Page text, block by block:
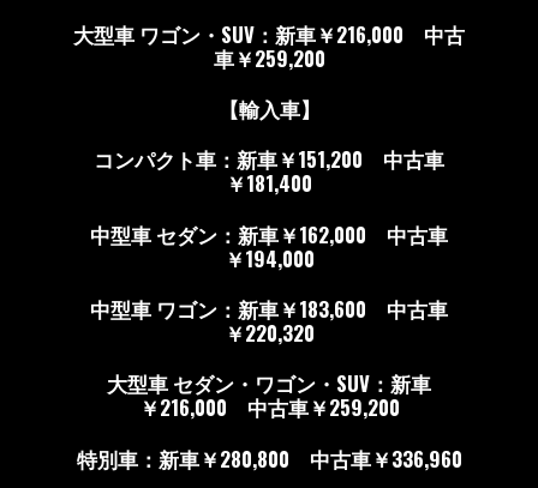
大型車 ワゴン・SUV：新車￥216,000 中古
車￥259,200
【輸入車】
コンパクト車：新車￥151,200 中古車
￥181,400
中型車 セダン：新車￥162,000 中古車
￥194,000
中型車 ワゴン：新車￥183,600 中古車
￥220,320
大型車 セダン・ワゴン・SUV：新車
￥216,000 中古車￥259,200
特別車：新車￥280,800 中古車￥336,960